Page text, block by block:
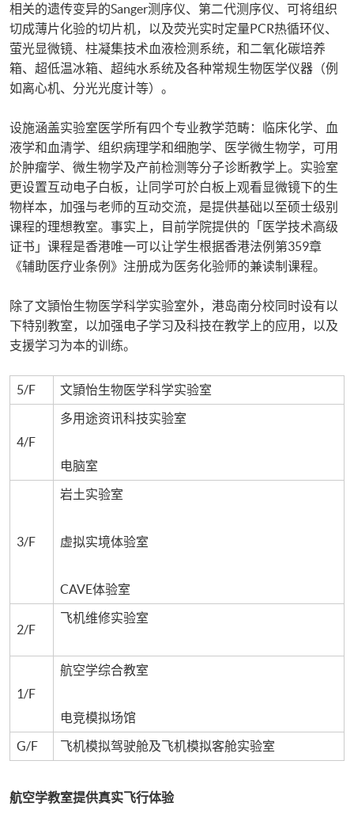
相关的遗传变异的Sanger测序仪、第二代测序仪、可将组织
切成薄片化验的切片机，以及荧光实时定量PCR热循环仪、
萤光显微镜、柱凝集技术血液检测系统，和二氧化碳培养
箱、超低温冰箱、超纯水系统及各种常规生物医学仪器（例
如离心机、分光光度计等）。
设施涵盖实验室医学所有四个专业教学范畴：临床化学、血
液学和血清学、组织病理学和细胞学、医学微生物学，可用
於肿瘤学、微生物学及产前检测等分子诊断教学上。实验室
更设置互动电子白板，让同学可於白板上观看显微镜下的生
物样本，加强与老师的互动交流，是提供基础以至硕士级别
课程的理想教室。事实上，目前学院提供的「医学技术高级
证书」课程是香港唯一可以让学生根据香港法例第359章
《辅助医疗业条例》注册成为医务化验师的兼读制课程。
除了文頴怡生物医学科学实验室外，港岛南分校同时设有以
下特别教室，以加强电子学习及科技在教学上的应用，以及
支援学习为本的训练。
5/F 文頴怡生物医学科学实验室
4/F
多用途资讯科技实验室
电脑室
3/F
岩土实验室
虚拟实境体验室
CAVE体验室
2/F
飞机维修实验室
1/F
航空学综合教室
电竞模拟场馆
G/F
飞机模拟驾驶舱及飞机模拟客舱实验室
航空学教室提供真实飞行体验